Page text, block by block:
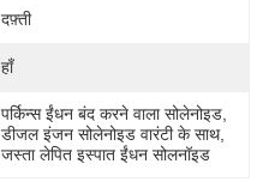
दफ़्ती
हाँ
पर्किन्स ईंधन बंद करने वाला सोलेनोइड
डीजल इंजन सोलेनोइड वारंटी के साथ,
जस्ता लेपित इस्पात ईंधन सोलनॉइड